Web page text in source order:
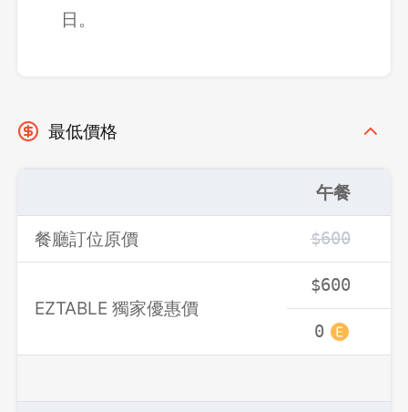
日。
最低價格
午餐
餐廳訂位原價 $600
EZTABLE 獨家優惠價
$600
0
先不要